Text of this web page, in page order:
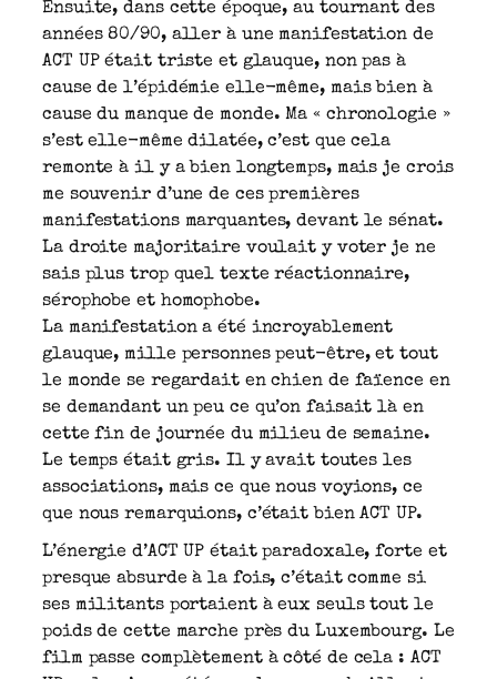
Ensuite, dans cette époque, au tournant des
années 80/90, aller à une manifestation de
ACT UP était triste et glauque, non pas à
cause de l’épidémie elle-même, mais bien à
cause du manque de monde. Ma « chronologie »
s’est elle-même dilatée, c’est que cela
remonte à il y a bien longtemps, mais je crois
me souvenir d’une de ces premières
manifestations marquantes, devant le sénat.
La droite majoritaire voulait y voter je ne
sais plus trop quel texte réactionnaire,
sérophobe et homophobe.
La manifestation a été incroyablement
glauque, mille personnes peut-être, et tout
le monde se regardait en chien de faïence en
se demandant un peu ce qu’on faisait là en
cette fin de journée du milieu de semaine.
Le temps était gris. Il y avait toutes les
associations, mais ce que nous voyions, ce
que nous remarquions, c’était bien ACT UP.
L’énergie d’ACT UP était paradoxale, forte et
presque absurde à la fois, c’était comme si
ses militants portaient à eux seuls tout le
poids de cette marche près du Luxembourg. Le
film passe complètement à côté de cela : ACT